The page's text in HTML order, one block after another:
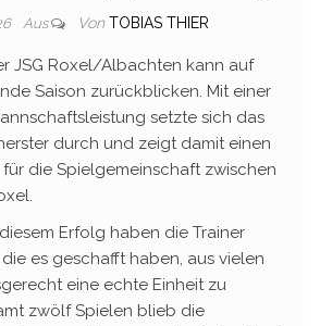
Aus Von TOBIAS THIER
JSG Roxel/Albachten kann auf
Saison zurückblicken. Mit einer
setzte sich das
durch und zeigt damit einen
die Spielgemeinschaft zwischen
Erfolg haben die Trainer
es geschafft haben, aus vielen
eine echte Einheit zu
zwölf Spielen blieb die